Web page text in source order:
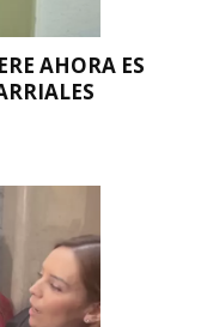
AHORA ES